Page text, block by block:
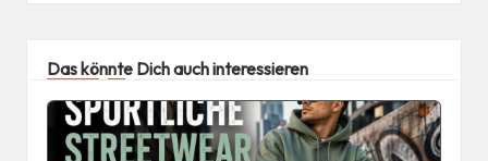
Das könnte Dich auch interessieren